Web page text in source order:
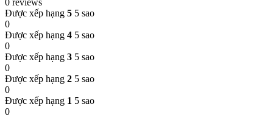
0 reviews
Được xếp hạng 5 5 sao
0
Được xếp hạng 4 5 sao
0
Được xếp hạng 3 5 sao
0
Được xếp hạng 2 5 sao
0
Được xếp hạng 1 5 sao
0